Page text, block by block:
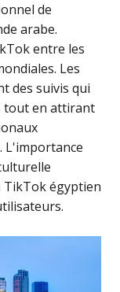
de
arabe.
entre les
Les
des suivis qui
tout en attirant
L'importance
égyptien